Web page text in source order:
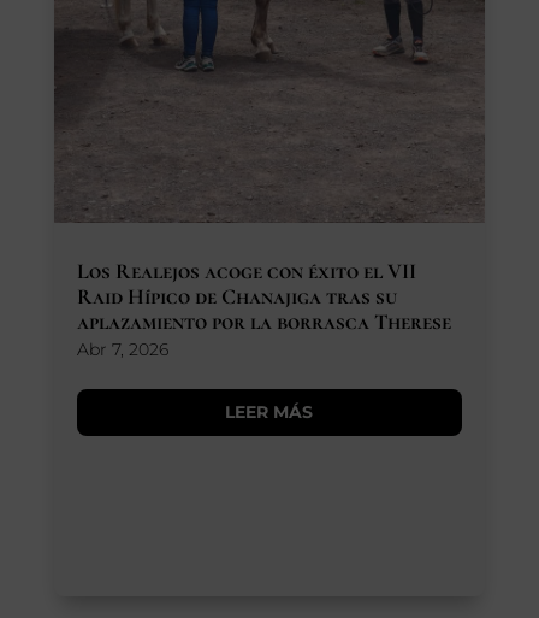
Los Realejos acoge con éxito el VII
Raid Hípico de Chanajiga tras su
aplazamiento por la borrasca Therese
Abr 7, 2026
LEER MÁS